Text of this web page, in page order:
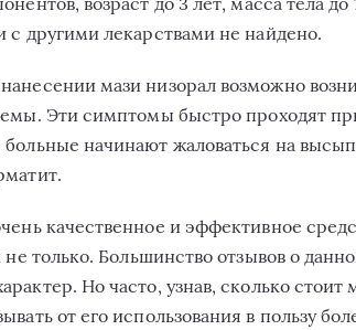
с другими лекарствами не найдено.
мази низорал возможно
Эти симптомы быстро проходят
начинают жаловаться на
качественное и эффективное
не только. Большинство отзывов о
Но часто, узнав, сколько стоит
от его использования в пользу